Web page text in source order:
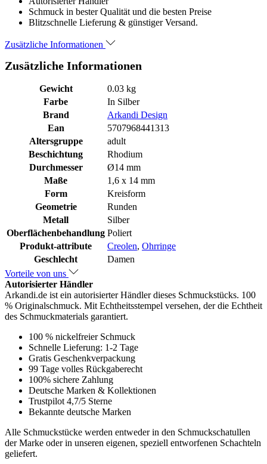
Schmuck in bester Qualität und die besten Preise
Blitzschnelle Lieferung & günstiger Versand.
Zusätzliche Informationen
Zusätzliche Informationen
Gewicht
0.03 kg
Farbe
In Silber
Brand
Arkandi Design
Ean
5707968441313
Altersgruppe
adult
Beschichtung
Rhodium
Durchmesser
Ø14 mm
Maße
1,6 x 14 mm
Form
Kreisform
Geometrie
Runden
Metall
Silber
Oberflächenbehandlung Poliert
Produkt-attribute
Creolen, Ohrringe
Geschlecht
Damen
Vorteile von uns
Autorisierter Händler
Arkandi.de ist ein autorisierter Händler dieses Schmuckstücks. 100
% Originalschmuck. Mit Echtheitsstempel versehen, der die Echtheit
des Schmuckmaterials garantiert.
100 % nickelfreier Schmuck
Schnelle Lieferung: 1-2 Tage
Gratis Geschenkverpackung
99 Tage volles Rückgaberecht
100% sichere Zahlung
Deutsche Marken & Kollektionen
Trustpilot 4,7/5 Sterne
Bekannte deutsche Marken
Alle Schmuckstücke werden entweder in den Schmuckschatullen
der Marke oder in unseren eigenen, speziell entworfenen Schachteln
geliefert.